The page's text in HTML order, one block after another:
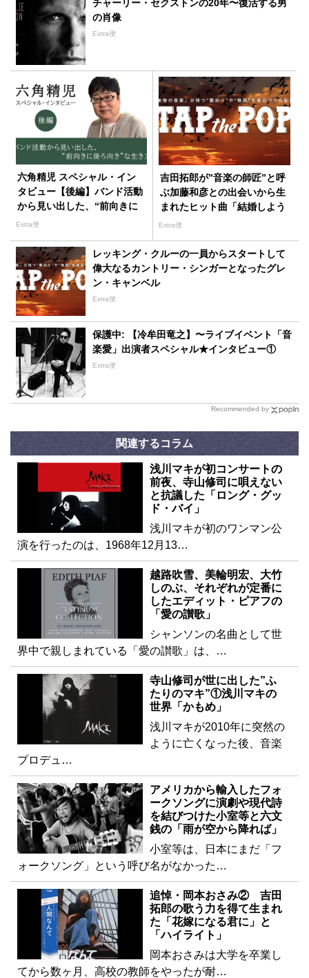
チャーリー・セクストンの20年〜復活する男
の肖像
Extra便
六角精児 スペシャル・イン
タビュー【後編】バンド活動
から見い出した、“前向きに
後ろ向き”な生き方
Extra便
吉田拓郎が”音楽の師匠”と呼
ぶ加藤和彦との出会いから生
まれたヒット曲「結婚しよう
よ」
Extra便
レッキング・クルーの一員からスタートして
偉大なるカントリー・シンガーとなったグレ
ン・キャンベル
Extra便
保護中: 【冷牟田竜之】〜ライブイベント「音
楽愛」出演者スペシャル★インタビュー①
Extra便
Recommended by
関連するコラム
浅川マキが初コンサートの
前夜、寺山修司に唄えない
と抗議した「ロング・グッ
ド・バイ」
浅川マキが初のワンマン公
演を行ったのは、1968年12月13…
越路吹雪、美輪明宏、大竹
しのぶ、それぞれが定番に
したエディット・ピアフの
「愛の讃歌」
シャンソンの名曲として世
界中で親しまれている「愛の讃歌」は、…
寺山修司が世に出した”ふ
たりのマキ”①浅川マキの
世界「かもめ」
浅川マキが2010年に突然の
ように亡くなった後、音楽
プロデュ…
アメリカから輸入したフォ
ークソングに演劇や現代詩
を結びつけた小室等と六文
銭の「雨が空から降れば」
小室等は、日本にまだ「フ
ォークソング」という呼び名がなかった…
追悼・岡本おさみ② 吉田
拓郎の歌う力を得て生まれ
た「花嫁になる君に」と
「ハイライト」
岡本おさみは大学を卒業し
てから数ヶ月、高校の教師をやったが耐…